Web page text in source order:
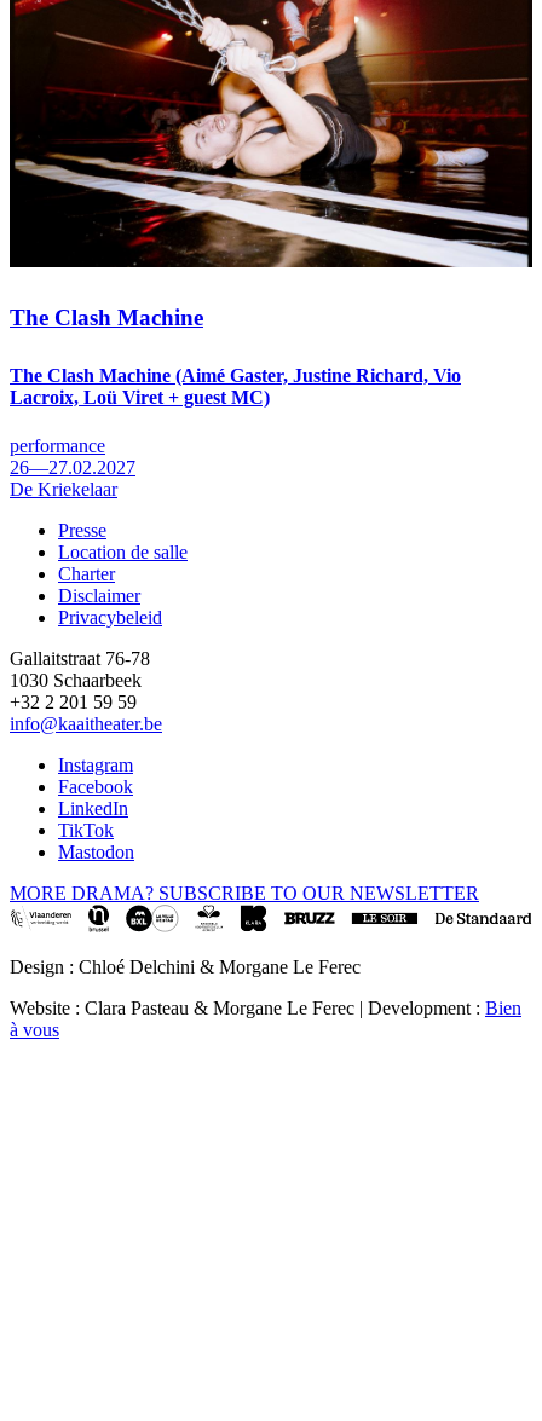
The Clash Machine
The Clash Machine (Aimé Gaster, Justine Richard, Vio
Lacroix, Loü Viret + guest MC)
performance
26—27.02.2027
De Kriekelaar
Footer
Presse
Location de salle
Charter
Disclaimer
Privacybeleid
Gallaitstraat 76-78
1030 Schaarbeek
+32 2 201 59 59
info@kaaitheater.be
Instagram
Facebook
LinkedIn
TikTok
Mastodon
MORE DRAMA? SUBSCRIBE TO OUR NEWSLETTER
Design : Chloé Delchini & Morgane Le Ferec
Website : Clara Pasteau & Morgane Le Ferec | Development : Bien
à vous